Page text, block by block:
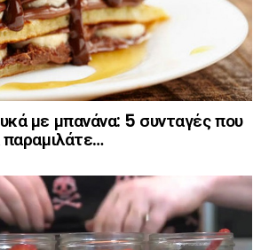
με μπανάνα: 5 συνταγές που